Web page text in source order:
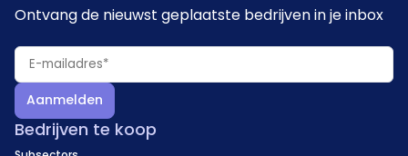
Ontvang de nieuwst geplaatste bedrijven in je inbox
Aanmelden
Bedrijven te koop